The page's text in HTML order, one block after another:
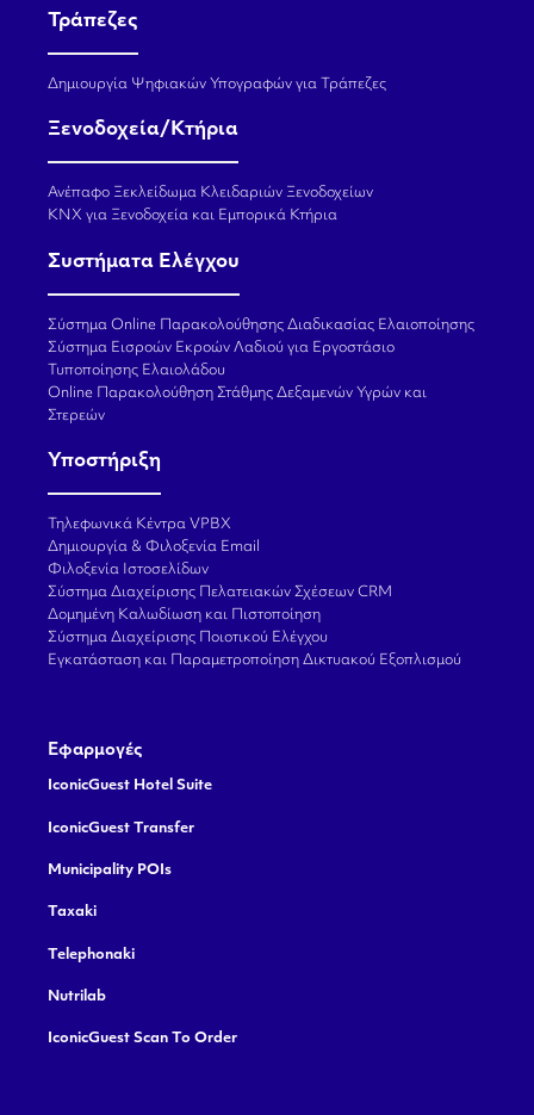
Τράπεζες
Δημιουργία Ψηφιακών Υπογραφών για Τράπεζες
Ξενοδοχεία/Κτήρια
Ανέπαφο Ξεκλείδωμα Κλειδαριών Ξενοδοχείων
KNX για Ξενοδοχεία και Εμπορικά Κτήρια
Συστήματα Ελέγχου
Σύστημα Online Παρακολούθησης Διαδικασίας Ελαιοποίησης
Σύστημα Εισροών Εκροών Λαδιού για Εργοστάσιο
Τυποποίησης Ελαιολάδου
Online Παρακολούθηση Στάθμης Δεξαμενών Υγρών και
Στερεών
Υποστήριξη
Τηλεφωνικά Κέντρα VPBX
Δημιουργία & Φιλοξενία Email
Φιλοξενία Ιστοσελίδων
Σύστημα Διαχείρισης Πελατειακών Σχέσεων CRM
Δομημένη Καλωδίωση και Πιστοποίηση
Σύστημα Διαχείρισης Ποιοτικού Ελέγχου
Εγκατάσταση και Παραμετροποίηση Δικτυακού Εξοπλισμού
Εφαρμογές
IconicGuest Hotel Suite
IconicGuest Transfer
Municipality POIs
Taxaki
Telephonaki
Nutrilab
IconicGuest Scan To Order